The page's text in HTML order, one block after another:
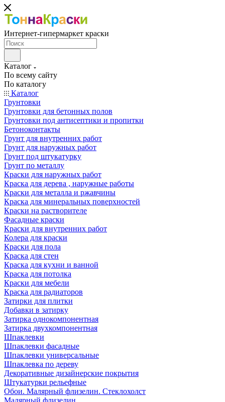
Интернет-гипермаркет краски
Каталог
По всему сайту
По каталогу
Каталог
Грунтовки
Грунтовки для бетонных полов
Грунтовки под антисептики и пропитки
Бетоноконтакты
Грунт для внутренних работ
Грунт для наружных работ
Грунт под штукатурку
Грунт по металлу
Краски для наружных работ
Краска для дерева , наружные работы
Краски для металла и ржавчины
Краска для минеральных поверхностей
Краски на растворителе
Фасадные краски
Краски для внутренних работ
Колера для краски
Краски для пола
Краска для стен
Краска для кухни и ванной
Краска для потолка
Краски для мебели
Краска для радиаторов
Затирки для плитки
Добавки в затирку
Затирка однокомпонентная
Затирка двухкомпонентная
Шпаклевки
Шпаклевки фасадные
Шпаклевки универсальные
Шпаклевка по дереву
Декоративные дизайнерские покрытия
Штукатурки рельефные
Обои. Малярный флизелин. Стеклохолст
Малярный флизелин